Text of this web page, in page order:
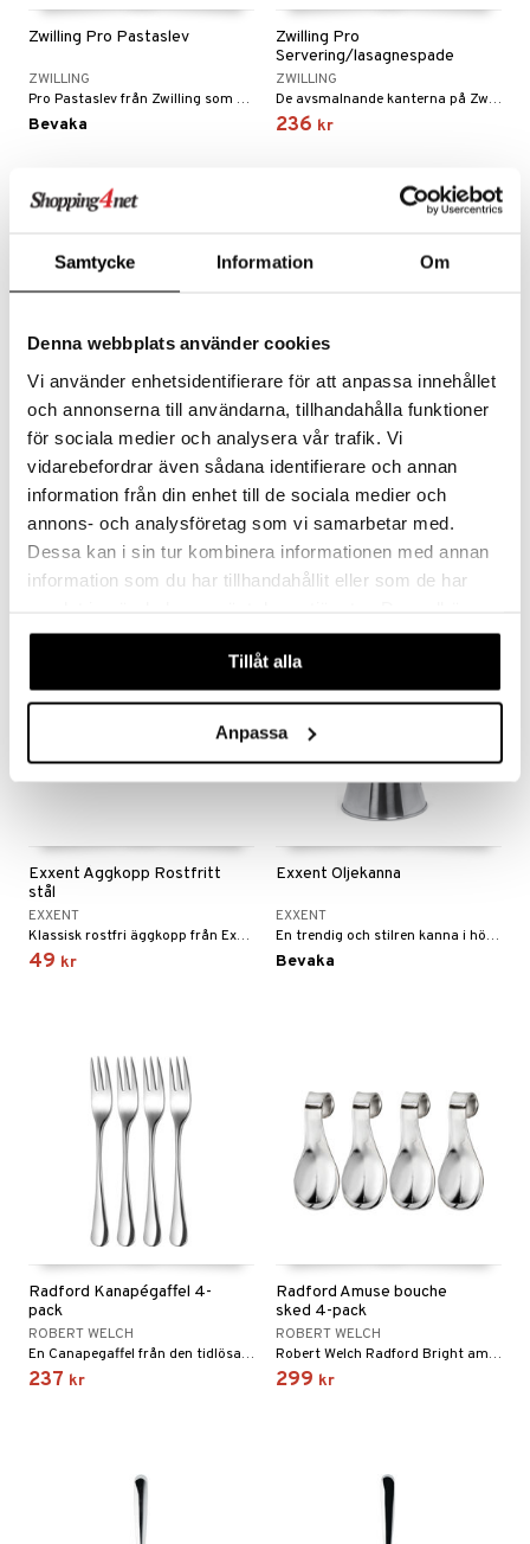
Samtycke Information Om
Denna webbplats använder cookies
Vi använder enhetsidentifierare för att anpassa innehållet
och annonserna till användarna, tillhandahålla funktioner
för sociala medier och analysera vår trafik. Vi
vidarebefordrar även sådana identifierare och annan
information från din enhet till de sociala medier och
annons- och analysföretag som vi samarbetar med.
Dessa kan i sin tur kombinera informationen med annan
information som du har tillhandahållit eller som de har
våra cookies vid fortsatt användande av vår webbplats.
Tillåt alla
Anpassa
Zwilling Pro Pastaslev
ZWILLING
Pro Pastaslev från Zwilling som är extra stor vilket gör att du med lätthet kan lyfta spagetti eller nudlar från grytan.
Bevaka
Zwilling Pro
Servering/lasagnespade
ZWILLING
De avsmalnande kanterna på Zwilling Pro Servering/lasagnespade gör att lasagnelyftaren enkelt kan glida under delar för enkel servering.
236 kr
Vetro Glasunderlägg
ZACK
6 st glasunderlägg i silikon, ställ i 18/10 matt rostfritt stål.
529 kr
Grand Cru
Olja/Vinägerflaska
ROSENDAHL
Vinägerflaska ur serien Grand Cru.
199 kr
Exxent Äggkopp Rostfritt
stål
EXXENT
Klassisk rostfri äggkopp från Exxent.
49 kr
Exxent Oljekanna
EXXENT
En trendig och stilren kanna i högblankt rostfritt stål som rymmer en halv liter.
Bevaka
Radford Kanapégaffel 4-
pack
ROBERT WELCH
En Canapegaffel från den tidlösa och prisbelönta Radford Bright-bestickserien.
237 kr
Radford Amuse bouche
sked 4-pack
ROBERT WELCH
Robert Welch Radford Bright amuse bouche-sked är en del av den tidlösa serien som förenar klassisk design med modern funktionalitet.
299 kr